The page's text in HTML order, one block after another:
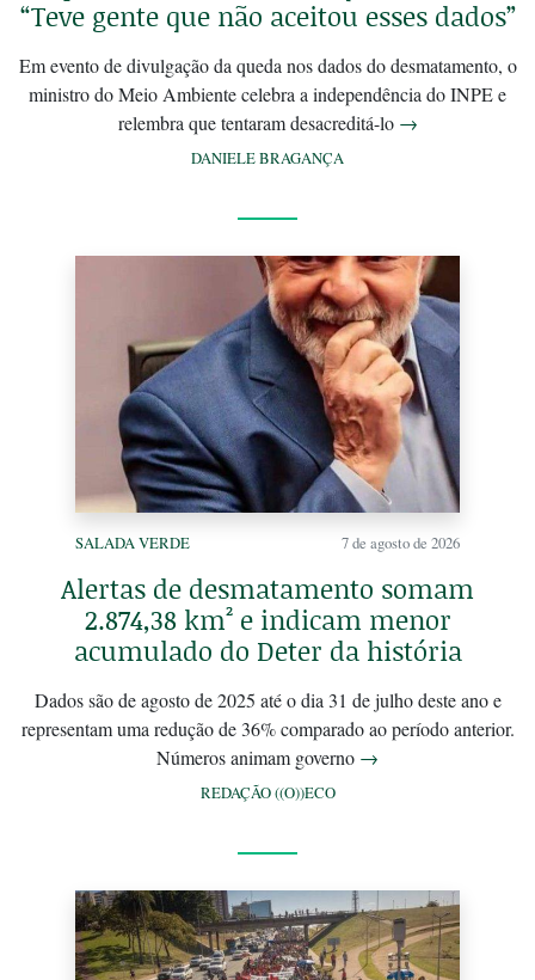
“Teve gente que não aceitou esses dados”
Em evento de divulgação da queda nos dados do desmatamento, o
ministro do Meio Ambiente celebra a independência do INPE e
relembra que tentaram desacreditá-lo →
DANIELE BRAGANÇA
SALADA VERDE 7 de agosto de 2026
Alertas de desmatamento somam
2.874,38 km² e indicam menor
acumulado do Deter da história
Dados são de agosto de 2025 até o dia 31 de julho deste ano e
representam uma redução de 36% comparado ao período anterior.
Números animam governo →
REDAÇÃO ((O))ECO